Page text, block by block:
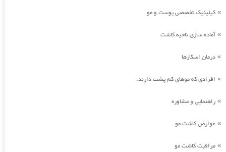
» کیلینیک تخصصی پوست و مو
»آماده سازی ناحیه کاشت
» درمان اسکارها
» افرادی که موهای کم پشت دارند.
» راهنمایی و مشاوره
» عوارض کاشت مو
» مراقبت کاشت مو